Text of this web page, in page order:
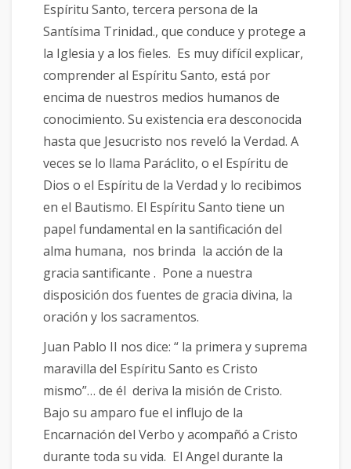
Espíritu Santo, tercera persona de la
Santísima Trinidad., que conduce y protege a
la Iglesia y a los fieles. Es muy difícil explicar,
comprender al Espíritu Santo, está por
encima de nuestros medios humanos de
conocimiento. Su existencia era desconocida
hasta que Jesucristo nos reveló la Verdad. A
veces se lo llama Paráclito, o el Espíritu de
Dios o el Espíritu de la Verdad y lo recibimos
en el Bautismo. El Espíritu Santo tiene un
papel fundamental en la santificación del
alma humana, nos brinda la acción de la
gracia santificante . Pone a nuestra
disposición dos fuentes de gracia divina, la
oración y los sacramentos.
Juan Pablo II nos dice: “ la primera y suprema
maravilla del Espíritu Santo es Cristo
mismo”… de él deriva la misión de Cristo.
Bajo su amparo fue el influjo de la
Encarnación del Verbo y acompañó a Cristo
durante toda su vida. El Angel durante la